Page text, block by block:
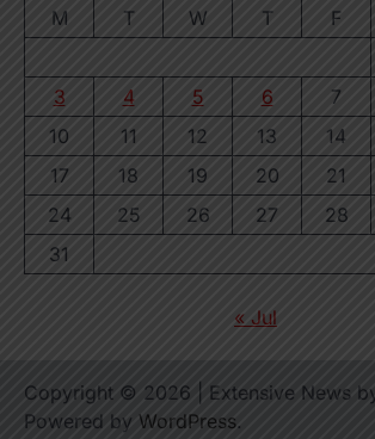
M
T W T F
3
4 5 6 7
10
11 12 13 14
17
18 19 20 21
24
25 26 27 28
31
« Jul
Copyright © 2026 | Extensive News
Powered by WordPress.